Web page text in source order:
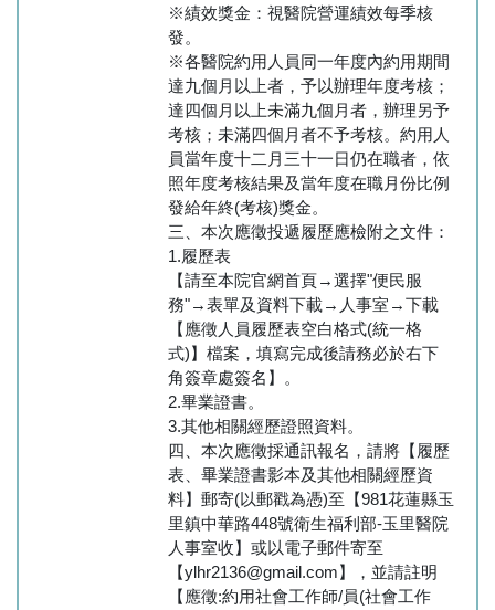
※績效獎金：視醫院營運績效每季核
發。
※各醫院約用人員同一年度內約用期間
達九個月以上者，予以辦理年度考核；
達四個月以上未滿九個月者，辦理另予
考核；未滿四個月者不予考核。約用人
員當年度十二月三十一日仍在職者，依
照年度考核結果及當年度在職月份比例
發給年終(考核)獎金。
三、本次應徵投遞履歷應檢附之文件：
1.履歷表
【請至本院官網首頁→選擇"便民服
務"→表單及資料下載→人事室→下載
【應徵人員履歷表空白格式(統一格
式)】檔案，填寫完成後請務必於右下
角簽章處簽名】。
2.畢業證書。
3.其他相關經歷證照資料。
四、本次應徵採通訊報名，請將【履歷
表、畢業證書影本及其他相關經歷資
料】郵寄(以郵戳為憑)至【981花蓮縣玉
里鎮中華路448號衛生福利部-玉里醫院
人事室收】或以電子郵件寄至
【ylhr2136@gmail.com】，並請註明
【應徵:約用社會工作師/員(社會工作